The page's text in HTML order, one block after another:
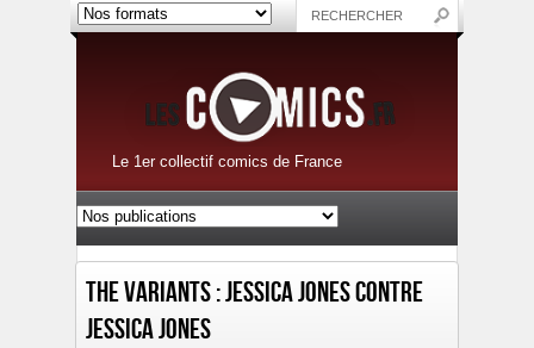
Le 1er collectif comics de France
The Variants : Jessica Jones contre
Jessica Jones